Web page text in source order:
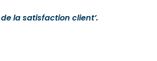
la satisfaction client’.